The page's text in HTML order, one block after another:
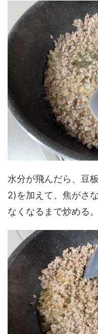
水分が飛んだら、豆
2)を加えて、焦がさ
なくなるまで炒める。